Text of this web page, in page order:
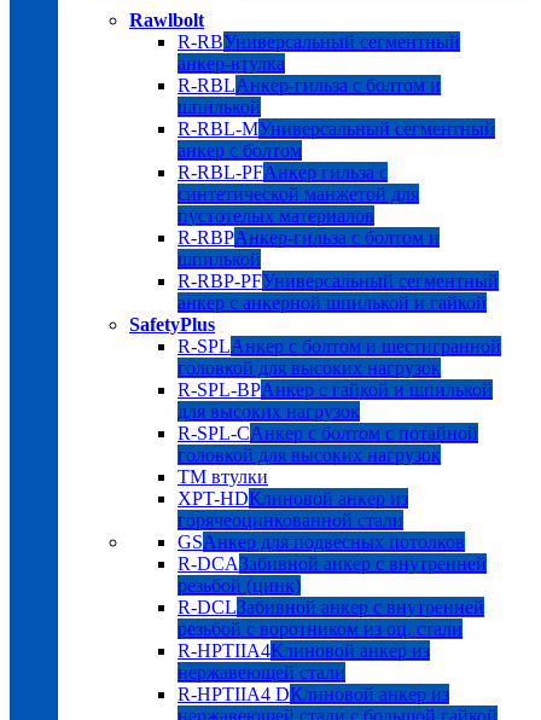
Rawlbolt
R-RBУниверсальный сегментный
анкер-втулка
R-RBLАнкер-гильза с болтом и
шпилькой
R-RBL-MУниверсальный сегментный
анкер с болтом
R-RBL-PFАнкер гильза с
синтетической манжетой для
пустотелых материалов
R-RBPАнкер-гильза с болтом и
шпилькой
R-RBP-PFУниверсальный сегментный
анкер с анкерной шпилькой и гайкой
SafetyPlus
R-SPLАнкер с болтом и шестигранной
головкой для высоких нагрузок
R-SPL-BPАнкер с гайкой и шпилькой
для высоких нагрузок
R-SPL-CАнкер с болтом с потайной
головкой для высоких нагрузок
TM втулки
XPT-HDКлиновой анкер из
горячеоцинкованной стали
GSАнкер для подвесных потолков
R-DCAЗабивной анкер с внутренней
резьбой (цинк)
R-DCLЗабивной анкер с внутренней
резьбой с воротником из оц. стали
R-HPTIIA4Клиновой анкер из
нержавеющей стали
R-HPTIIA4 DКлиновой анкер из
нержавеющей стали с большой гайкой